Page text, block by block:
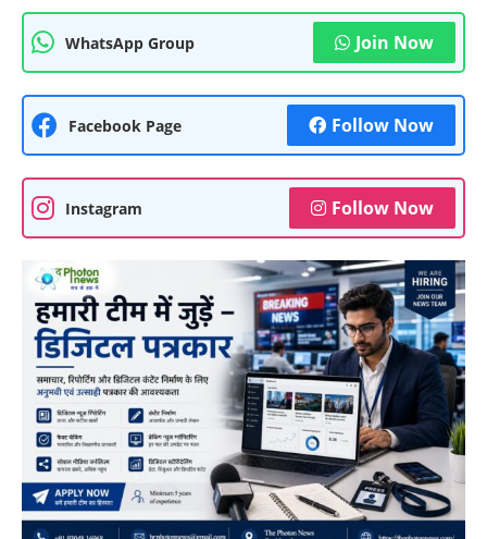
WhatsApp Group Join Now
Facebook Page Follow Now
Instagram Follow Now